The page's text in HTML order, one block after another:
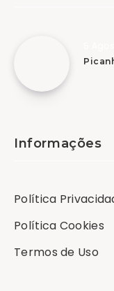
Informações
Política
Política Cookies
Termos de Uso